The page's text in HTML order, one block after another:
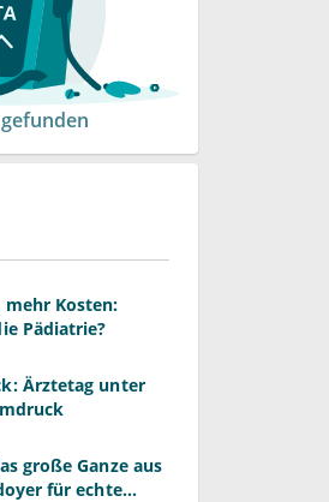
mehr Kosten:
Pädiatrie?
Ärztetag unter
große Ganze aus
für echte